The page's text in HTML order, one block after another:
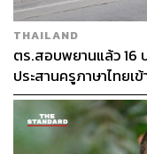
THAILAND
ตร.สอบพยานแล้ว 16
ประสานครูภาษาไทยเข้